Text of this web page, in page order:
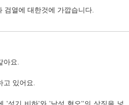
검열에 대한것에 가깝습니다.
아요.
고 있어요.